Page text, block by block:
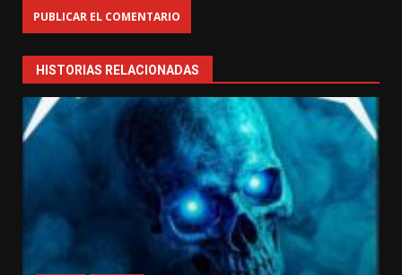
HISTORIAS RELACIONADAS